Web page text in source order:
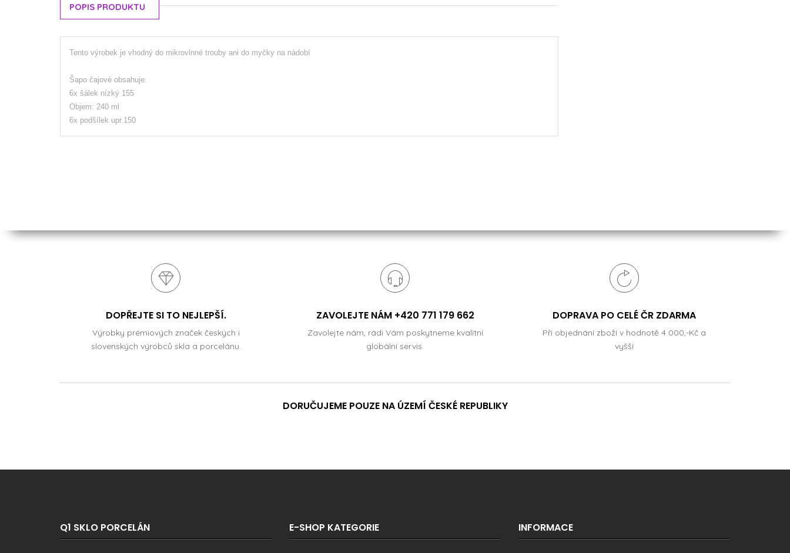
POPIS PRODUKTU
Tento výrobek je vhodný do mikrovlnné trouby ani do myčky na nádobí
Šapo čajové obsahuje:
6x šálek nízký 155
Objem: 240 ml
6x podšílek upr.150
DOPŘEJTE SI TO NEJLEPŠÍ.
Výrobky prémiových značek českých i
slovenských výrobců skla a porcelánu.
ZAVOLEJTE NÁM +420 771 179 662
Zavolejte nám, rádi Vám poskytneme kvalitní
globální servis.
DOPRAVA PO CELÉ ČR ZDARMA
Při objednání zboží v hodnotě 4 000,-Kč a
vyšší
DORUČUJEME POUZE NA ÚZEMÍ ČESKÉ REPUBLIKY
Q1 SKLO PORCELÁN E-SHOP KATEGORIE INFORMACE